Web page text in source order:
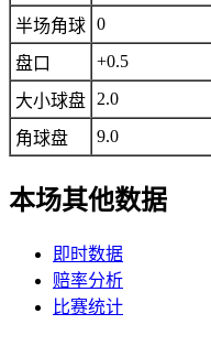
半场角球 0
盘口 +0.5
大小球盘 2.0
角球盘 9.0
本场其他数据
即时数据
赔率分析
比赛统计